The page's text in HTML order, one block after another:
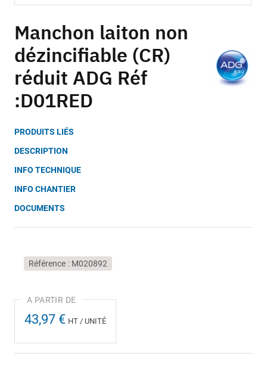
to
the
beginning
of
the
gallery
Manchon laiton non
dézincifiable (CR)
réduit ADG Réf
:D01RED
PRODUITS LIÉS
DESCRIPTION
INFO TECHNIQUE
INFO CHANTIER
DOCUMENTS
Référence M020892
43,97 € HT / UNITÉ